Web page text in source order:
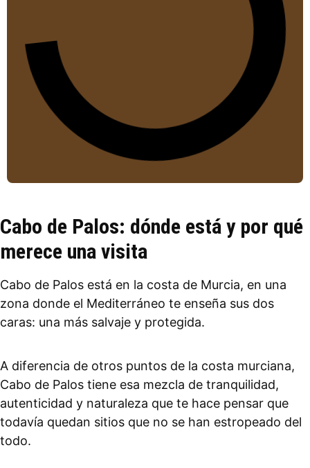
Cabo de Palos: dónde está y por qué
merece una visita
Cabo de Palos está en la costa de Murcia, en una
zona donde el Mediterráneo te enseña sus dos
caras: una más salvaje y protegida.
A diferencia de otros puntos de la costa murciana,
Cabo de Palos tiene esa mezcla de tranquilidad,
autenticidad y naturaleza que te hace pensar que
todavía quedan sitios que no se han estropeado del
todo.